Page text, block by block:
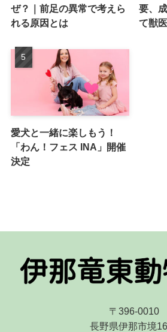
ぜ？｜前足の異常で考えら
れる原因とは
要、
て獣
愛犬と一緒に楽しもう！
「わん！フェス INA」開催
決定
〒396-0010
長野県伊那市境